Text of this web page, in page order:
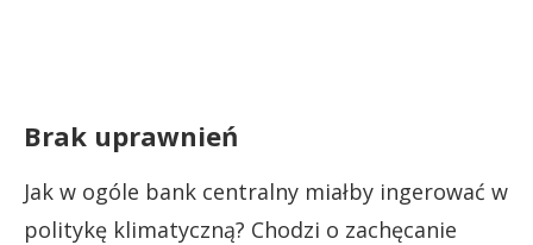
Brak uprawnień
Jak w ogóle bank centralny miałby ingerować w
politykę klimatyczną? Chodzi o zachęcanie